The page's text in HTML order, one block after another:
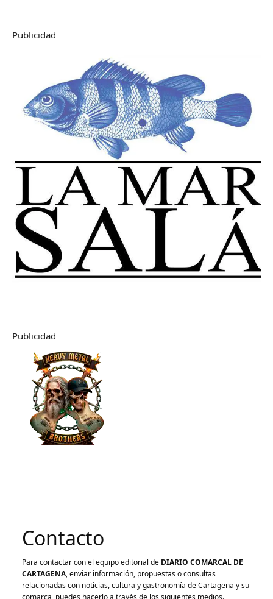
Publicidad
Publicidad
Contacto
Para contactar con el equipo editorial de DIARIO COMARCAL DE
CARTAGENA, enviar información, propuestas o consultas
relacionadas con noticias, cultura y gastronomía de Cartagena y su
comarca, puedes hacerlo a través de los siguientes medios.